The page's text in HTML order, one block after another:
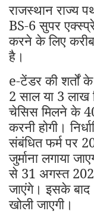
राजस्थान राज्य
BS-6 सुपर
करने के लिए
है।
e-टेंडर की शर्तों
2 साल या 3 लाख
चेसिस मिलने के
करनी होगी।
संबंधित फर्म पर
जुर्माना लगाया
से 31 अगस्त
जाएंगे। इसके बाद
खोली जाएगी।